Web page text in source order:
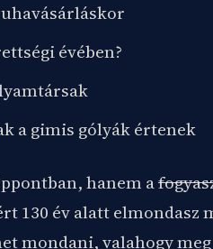
évében?
a gimis gólyák értenek
hanem a
130 év alatt elmondasz
mondani, valahogy